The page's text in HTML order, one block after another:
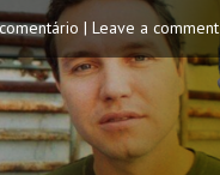
| Leave a comment